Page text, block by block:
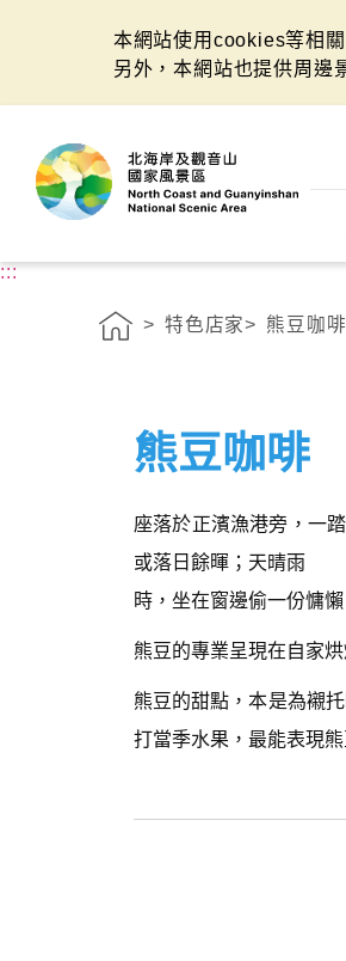
本網站使用cookies等相
另外，本網站也提供周邊
:::
特色店家 熊豆咖啡
熊豆咖啡
座落於正濱漁港旁，一
或落日餘暉；天晴雨
時，坐在窗邊偷一份慵
熊豆的專業呈現在自家
熊豆的甜點，本是為襯
打當季水果，最能表現熊